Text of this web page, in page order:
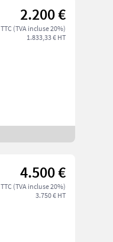
2.200 €
TTC (TVA incluse 20%)
1.833,33 € HT
4.500 €
TTC (TVA incluse 20%)
3.750 € HT